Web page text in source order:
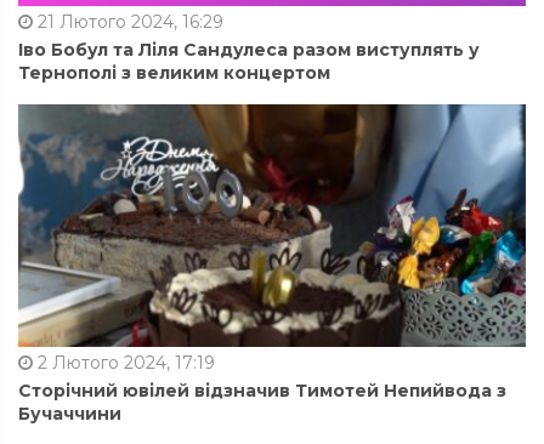
21 Лютого 2024, 16:29
Іво Бобул та Ліля Сандулеса разом виступлять у
Тернополі з великим концертом
2 Лютого 2024, 17:19
Сторічний ювілей відзначив Тимотей Непийвода з
Бучаччини